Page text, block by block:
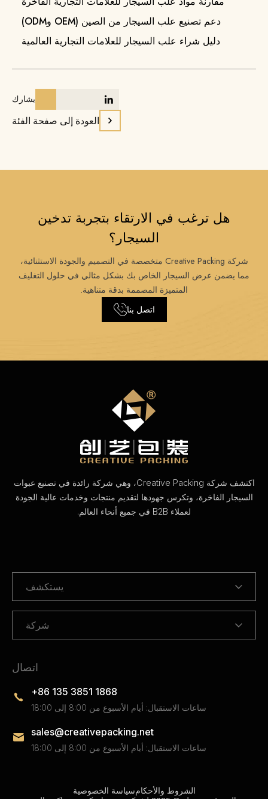
دعم تصنيع علب السيجار من الصين (OEM وODM)
دليل شراء علب السيجار للعلامات التجارية العالمية
يشارك
العودة إلى صفحة الفئة
هل ترغب في الارتقاء بتجربة تدخين
السيجار؟
شركة Creative Packing متخصصة في التصميم والجودة الاستثنائية،
مما يضمن عرض السيجار الخاص بك بشكل مثالي في حلول التغليف
المتميزة المصممة بدقة متناهية.
اتصل بنا
اكتشف شركة Creative Packing، وهي شركة رائدة في تصنيع عبوات
السيجار الفاخرة، وتكرس جهودها لتقديم منتجات وخدمات عالية الجودة
لعملاء B2B في جميع أنحاء العالم.
يستكشف
شركة
اتصال
+86 135 3851 1868
ساعات الاستقبال: أيام الأسبوع من 8:00 إلى 18:00
sales@creativepacking.net
ساعات الاستقبال: أيام الأسبوع من 8:00 إلى 18:00
سياسة الخصوصيةالشروط والأحكام